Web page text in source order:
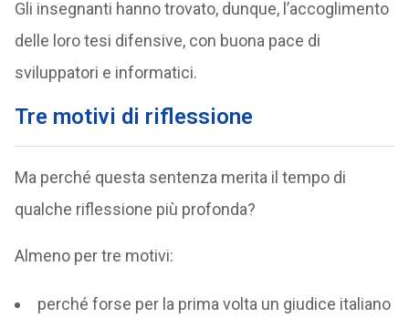
Gli insegnanti hanno trovato, dunque, l’accoglimento
delle loro tesi difensive, con buona pace di
sviluppatori e informatici.
Tre motivi di riflessione
Ma perché questa sentenza merita il tempo di
qualche riflessione più profonda?
Almeno per tre motivi:
perché forse per la prima volta un giudice italiano